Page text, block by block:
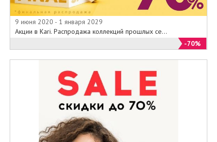
9 июня 2020 - 1 января 2029
Акции в Kari. Распродажа коллекций прошлых се...
-70%